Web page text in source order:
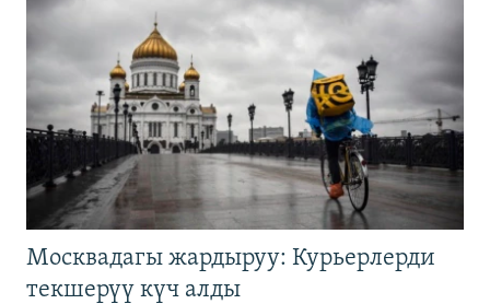
Москвадагы жардыруу: Курьерлерди
текшерүү күч алды